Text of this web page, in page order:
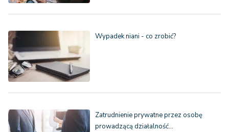
Wypadek niani - co zrobić?
Zatrudnienie prywatne przez osobę
prowadzącą działalność…